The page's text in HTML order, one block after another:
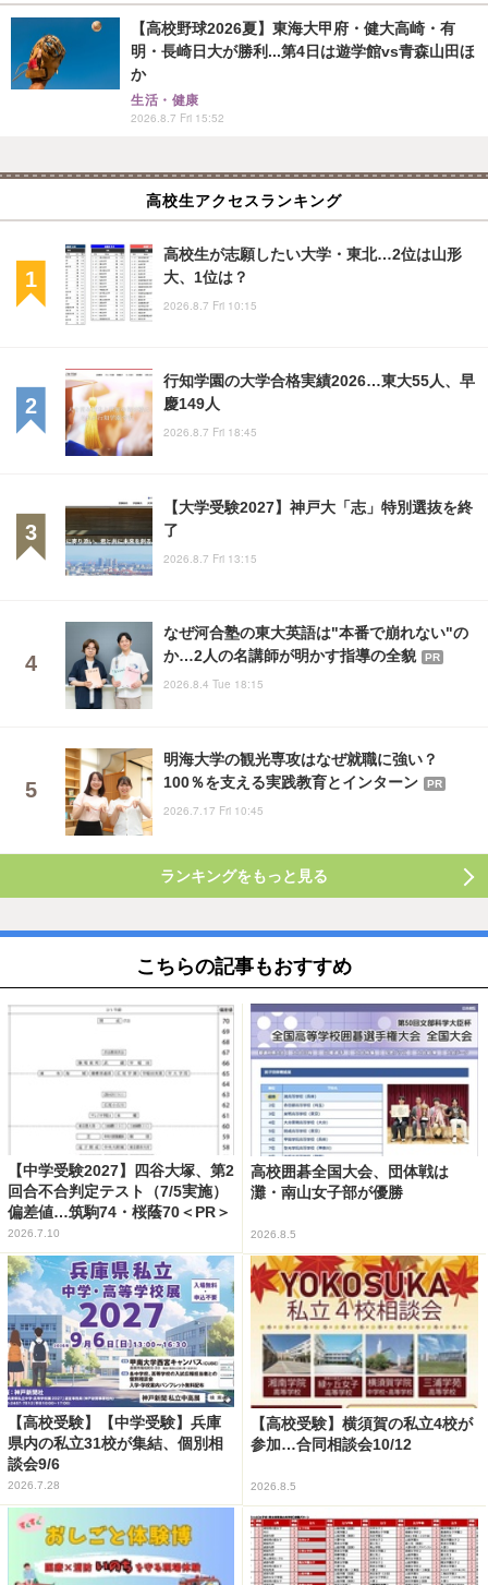
【高校野球2026夏】東海大甲府・健大高崎・有
明・長崎日大が勝利...第4日は遊学館vs青森山田ほ
か
生活・健康
2026.8.7 Fri 15:52
高校生アクセスランキング
高校生が志願したい大学・東北…2位は山形
大、1位は？
2026.8.7 Fri 10:15
行知学園の大学合格実績2026…東大55人、早
慶149人
2026.8.7 Fri 18:45
【大学受験2027】神戸大「志」特別選抜を終
了
2026.8.7 Fri 13:15
なぜ河合塾の東大英語は"本番で崩れない"の
か…2人の名講師が明かす指導の全貌
PR
2026.8.4 Tue 18:15
明海大学の観光専攻はなぜ就職に強い？
100％を支える実践教育とインターン
PR
2026.7.17 Fri 10:45
ランキングをもっと見る
こちらの記事もおすすめ
【中学受験2027】四谷大塚、第2
回合不合判定テスト（7/5実施）
偏差値…筑駒74・桜蔭70＜PR＞
2026.7.10
高校囲碁全国大会、団体戦は
灘・南山女子部が優勝
2026.8.5
【高校受験】【中学受験】兵庫
県内の私立31校が集結、個別相
談会9/6
2026.7.28
【高校受験】横須賀の私立4校が
参加…合同相談会10/12
2026.8.5